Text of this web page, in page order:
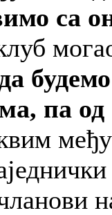
са
па од